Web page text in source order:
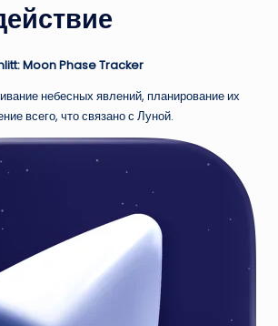
Moon Phase Tracker
небесных явлений, планирование их
всего, что связано с Луной.